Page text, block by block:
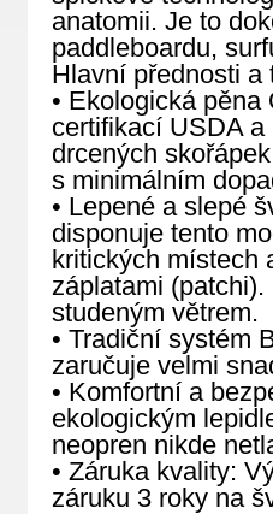
anatomii. Je to
paddleboardu,
Hlavní přednosti a
• Ekologická
certifikací USDA
drcených
s minimálním
• Lepené a slepé
disponuje tento
kritických místech
záplatami
studeným větrem.
• Tradiční systém
zaručuje velmi
• Komfortní a
ekologickým
neopren nikde
• Záruka kvality:
záruku 3 roky na